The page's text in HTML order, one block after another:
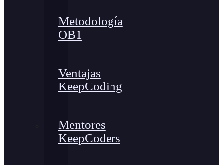
Metodología
OB1
Ventajas
KeepCoding
Mentores
KeepCoders